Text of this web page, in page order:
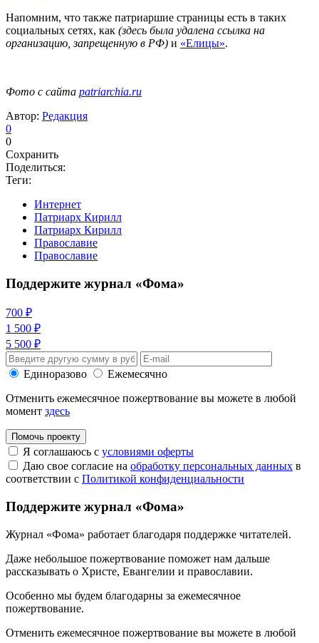
Напомним, что также патриаршие страницы есть в таких
социальных сетях, как (здесь была удалена ссылка на
организацию, запрещенную в РФ) и «Елицы».
Фото с сайта patriarchia.ru
Автор: Редакция
0
0
Сохранить
Поделиться:
Теги:
Интернет
Патриарх Кирилл
Патриарх Кирилл
Православие
Православие
Поддержите журнал «Фома»
700 ₽
1 500 ₽
5 500 ₽
Единоразово
Ежемесячно
Отменить ежемесячное пожертвование вы можете в любой
момент здесь
Помочь проекту
Я соглашаюсь с условиями оферты
Даю свое согласие на обработку персональных данных в
соответствии с Политикой конфиденциальности
Поддержите журнал «Фома»
Журнал «Фома» работает благодаря поддержке читателей.
Даже небольшое пожертвование поможет нам дальше
рассказывать о Христе, Евангелии и православии.
Особенно мы будем благодарны за ежемесячное
пожертвование.
Отменить ежемесячное пожертвование вы можете в любой